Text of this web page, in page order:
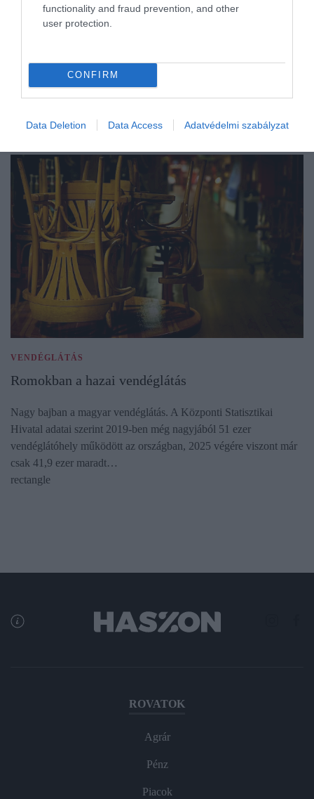
functionality and fraud prevention, and other
user protection.
CONFIRM
Data Deletion Data Access Adatvédelmi szabályzat
VENDÉGLÁTÁS
Romokban a hazai vendéglátás
Nagy bajban a magyar vendéglátás. A Központi Statisztikai
Hivatal adatai szerint 2019-ben még nagyjából 51 ezer
vendéglátóhely működött az országban, 2025 végére viszont már
csak 41,9 ezer maradt…
rectangle
ROVATOK
Agrár
Pénz
Piacok